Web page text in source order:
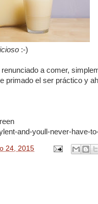
:-)
a comer,
primado el ser práctico y
and-youll-never-have-
24, 2015